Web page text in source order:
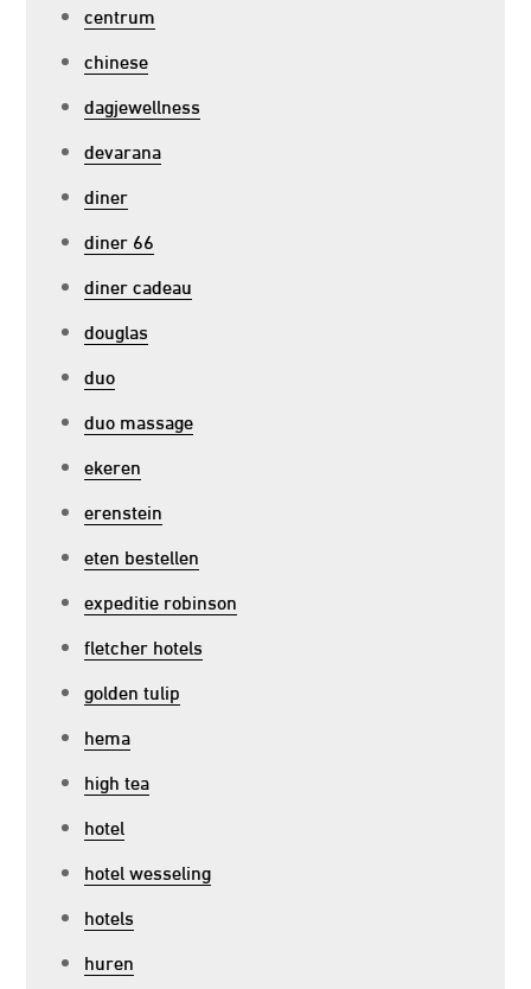
centrum
chinese
dagjewellness
devarana
diner
diner 66
diner cadeau
douglas
duo
duo massage
ekeren
erenstein
eten bestellen
expeditie robinson
fletcher hotels
golden tulip
hema
high tea
hotel
hotel wesseling
hotels
huren